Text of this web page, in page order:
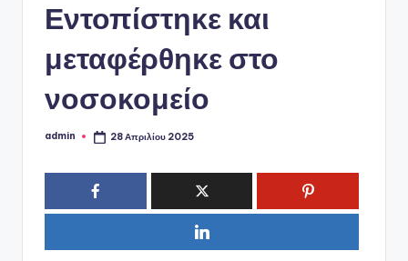
Εντοπίστηκε και
μεταφέρθηκε στο
νοσοκομείο
Συγγραφέας:
admin 28 Απριλίου 2025